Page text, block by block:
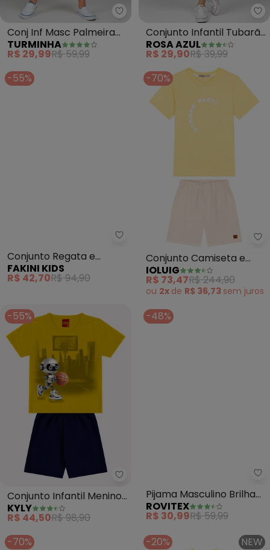
Turminha - Conj Inf Masc
Conj Inf Masc Palmeira
(Amarelo)
TURMINHA
R$ 29,99R$ 59,99
Conjunto Infantil Tubarão
Kangulu (Amarelo)
ROSA AZUL
R$ 29,90R$ 39,99
-55%
Fakini Kids - Conjunto Regata
Conjunto Regata e
Bermuda (Amarelo)
FAKINI KIDS
R$ 42,70R$ 94,90
-70%
Conjunto Camiseta e
Bermuda Sarja (Amarelo)
IOLUIG
R$ 73,47R$ 244,90
ou 2x de R$ 36,73 sem juros
-55%
Kyly - Conjunto Infantil Menino
Conjunto Infantil Menino
Estampa (Amarelo)
KYLY
R$ 44,50R$ 98,90
-48%
Pijama Masculino Brilha
no Escuro Kappes
(Amarelo)
ROVITEX
R$ 30,99R$ 59,99
-70%
-20% NEW